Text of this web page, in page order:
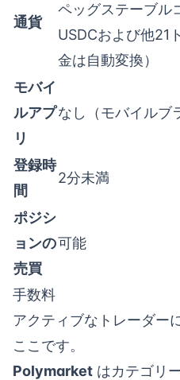
通貨
ペッグステーブル
USDCおよび他21
金は自動変換）
モバイ
ルアプ
リ
なし（モバイルブ
登録時
間
2分未満
ポジシ
ョンの
売買
可能
手数料
アクティブなトレーダー
ここです。
Polymarket はカテゴリ